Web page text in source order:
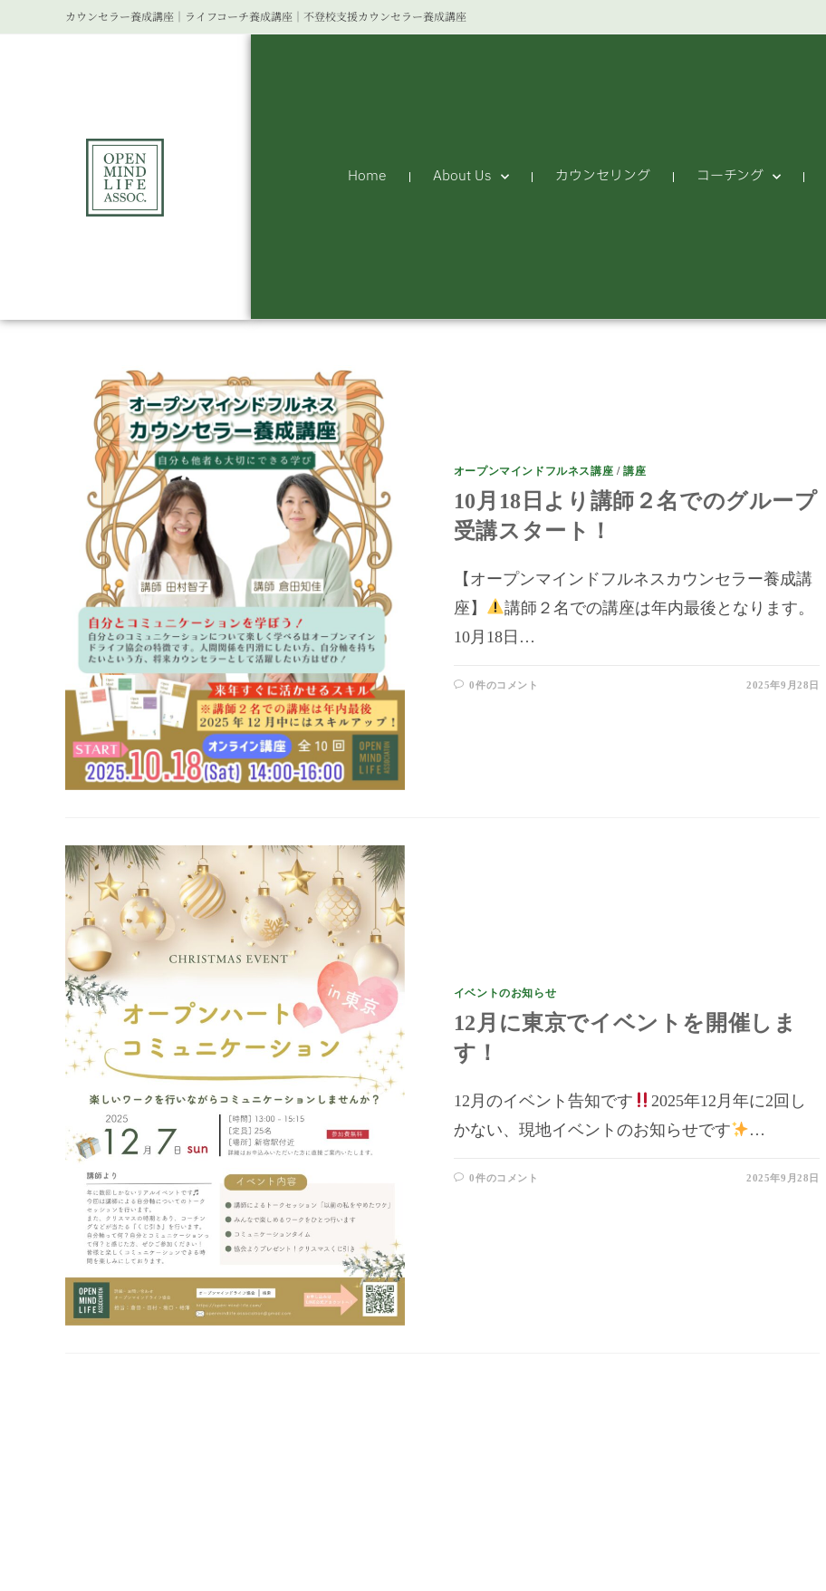
カウンセラー養成講座｜ライフコーチ養成講座｜不登校支援カウンセラー養成講座
Home About Us カウンセリング コーチング
オープンマインドフルネス講座 /講座
10月18日より講師２名でのグループ
受講スタート！
【オープンマインドフルネスカウンセラー養成講
座】
講師２名での講座は年内最後となります。
10月18日…
0件のコメント 2025年9月28日
イベントのお知らせ
12月に東京でイベントを開催しま
す！
12月のイベント告知です
2025年12月年に2回し
かない、現地イベントのお知らせです
…
0件のコメント 2025年9月28日